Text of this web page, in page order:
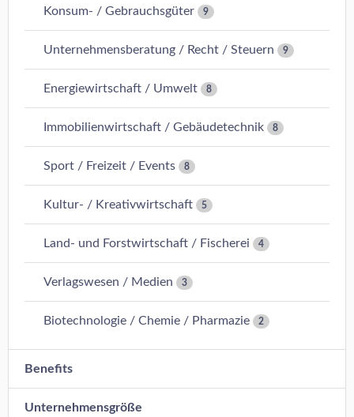
Konsum- / Gebrauchsgüter 9
Unternehmensberatung / Recht / Steuern 9
Energiewirtschaft / Umwelt 8
Immobilienwirtschaft / Gebäudetechnik 8
Sport / Freizeit / Events 8
Kultur- / Kreativwirtschaft 5
Land- und Forstwirtschaft / Fischerei 4
Verlagswesen / Medien 3
Biotechnologie / Chemie / Pharmazie 2
Benefits
Unternehmensgröße